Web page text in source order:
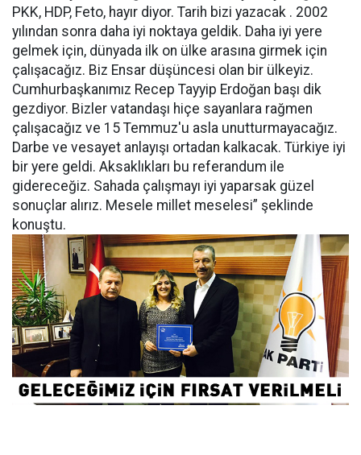
PKK, HDP, Feto, hayır diyor. Tarih bizi yazacak . 2002
yılından sonra daha iyi noktaya geldik. Daha iyi yere
gelmek için, dünyada ilk on ülke arasına girmek için
çalışacağız. Biz Ensar düşüncesi olan bir ülkeyiz.
Cumhurbaşkanımız Recep Tayyip Erdoğan başı dik
gezdiyor. Bizler vatandaşı hiçe sayanlara rağmen
çalışacağız ve 15 Temmuz'u asla unutturmayacağız.
Darbe ve vesayet anlayışı ortadan kalkacak. Türkiye iyi
bir yere geldi. Aksaklıkları bu referandum ile
gidereceğiz. Sahada çalışmayı iyi yaparsak güzel
sonuçlar alırız. Mesele millet meselesi” şeklinde
konuştu.